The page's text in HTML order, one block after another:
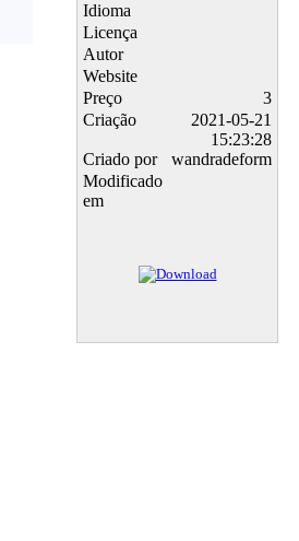
Idioma
Licença
Autor
Website
Preço
3
Criação
2021-05-21
15:23:28
Criado por
wandradeform
Modificado
em